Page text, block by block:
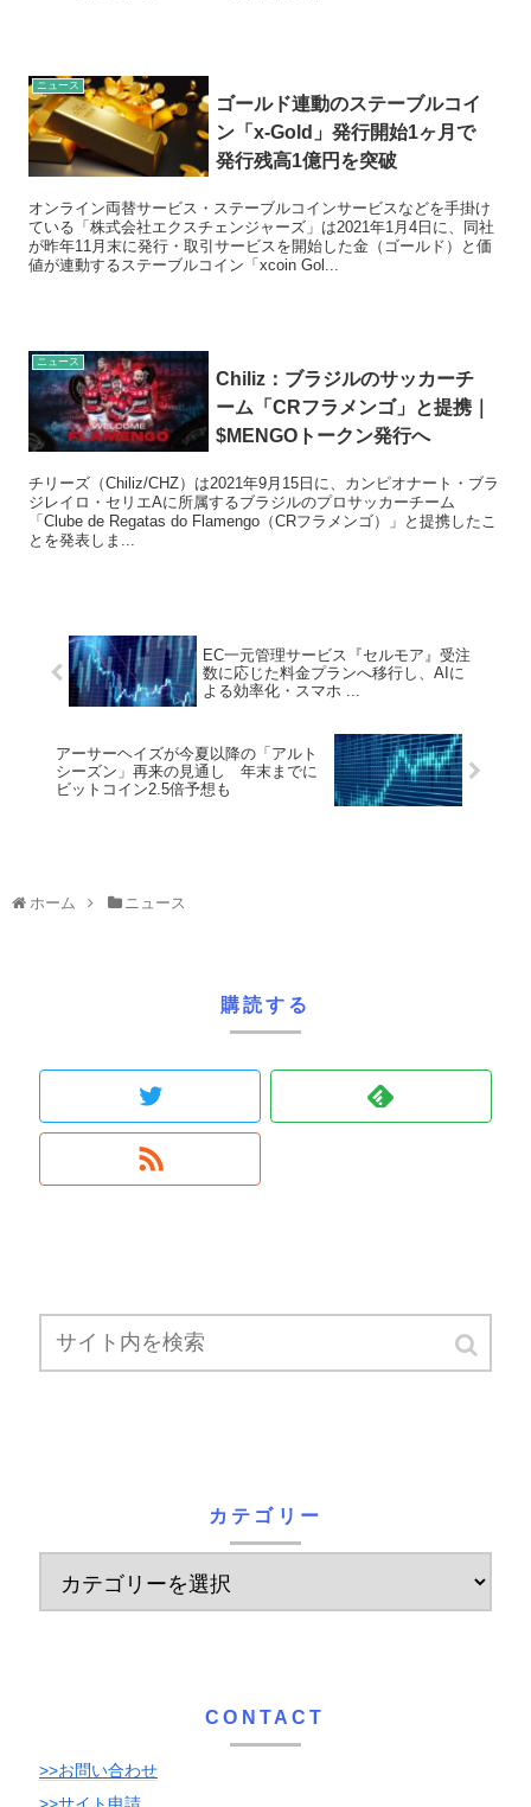
ニュース
ゴールド連動のステーブルコイ
ン「x-Gold」発行開始1ヶ月で
発行残高1億円を突破
オンライン両替サービス・ステーブルコインサービスなどを手掛け
ている「株式会社エクスチェンジャーズ」は2021年1月4日に、同社
が昨年11月末に発行・取引サービスを開始した金（ゴールド）と価
値が連動するステーブルコイン「xcoin Gol...
ニュース
Chiliz：ブラジルのサッカーチ
ーム「CRフラメンゴ」と提携｜
$MENGOトークン発行へ
チリーズ（Chiliz/CHZ）は2021年9月15日に、カンピオナート・ブラ
ジレイロ・セリエAに所属するブラジルのプロサッカーチーム
「Clube de Regatas do Flamengo（CRフラメンゴ）」と提携したこ
とを発表しま...
EC一元管理サービス『セルモア』受注
数に応じた料金プランへ移行し、AIに
よる効率化・スマホ ...
アーサーヘイズが今夏以降の「アルト
シーズン」再来の見通し 年末までに
ビットコイン2.5倍予想も
ホーム ニュース
購読する
カテゴリー
CONTACT
>>お問い合わせ
>>サイト申請